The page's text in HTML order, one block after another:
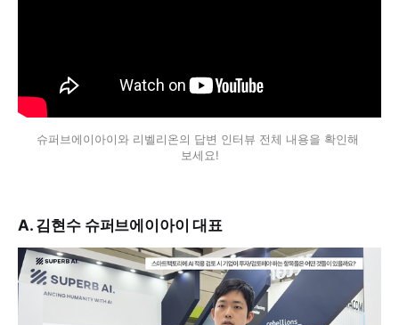
슈퍼브에이아이와 리벨리온의 답변 인터뷰 전체 내용을 확인해
보세요!
A. 김현수 슈퍼브에이아이 대표